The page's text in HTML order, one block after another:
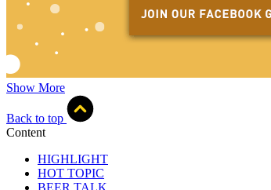
Show More
Back to top
Content
HIGHLIGHT
HOT TOPIC
BEER TALK